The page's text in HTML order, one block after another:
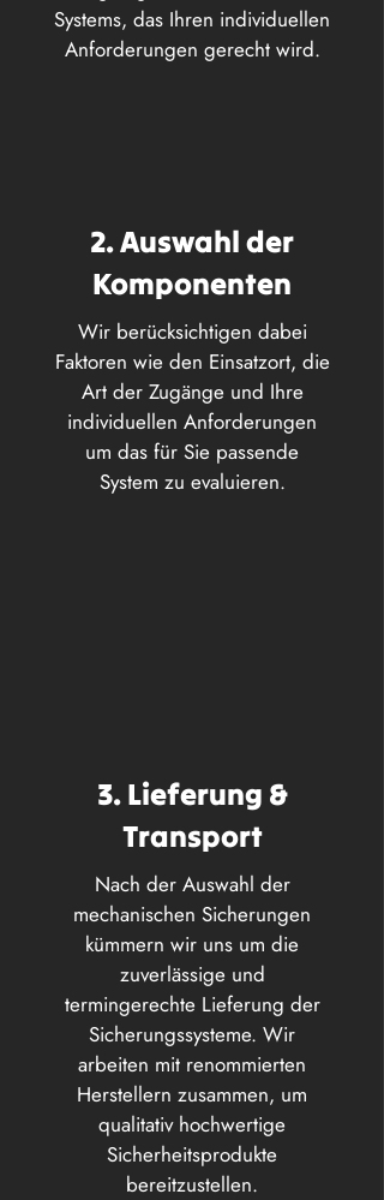
Systems, das Ihren individuellen
Anforderungen gerecht wird.
2. Auswahl der
Komponenten
Wir berücksichtigen dabei
Faktoren wie den Einsatzort, die
Art der Zugänge und Ihre
individuellen Anforderungen
um das für Sie passende
System zu evaluieren.
3. Lieferung &
Transport
Nach der Auswahl der
mechanischen Sicherungen
kümmern wir uns um die
zuverlässige und
termingerechte Lieferung der
Sicherungssysteme. Wir
arbeiten mit renommierten
Herstellern zusammen, um
qualitativ hochwertige
Sicherheitsprodukte
bereitzustellen.